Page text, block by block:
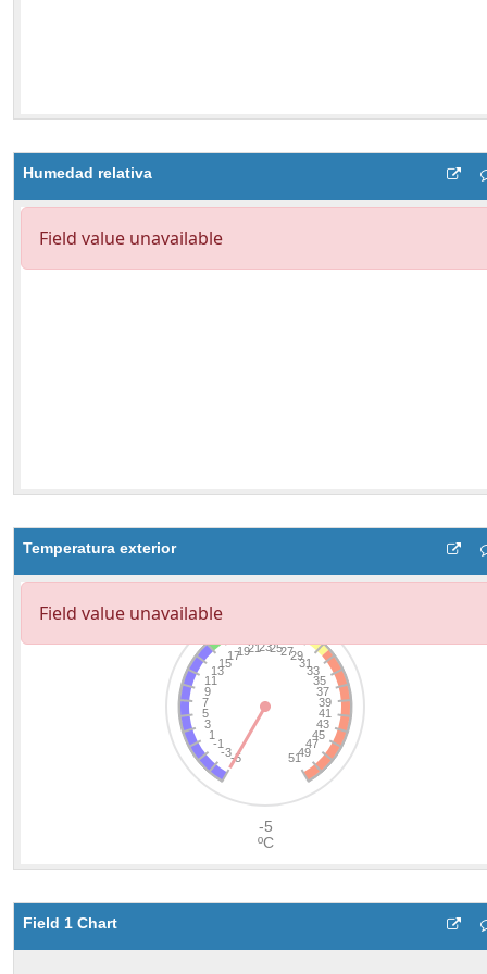
Humedad relativa
Temperatura exterior
Field 1 Chart